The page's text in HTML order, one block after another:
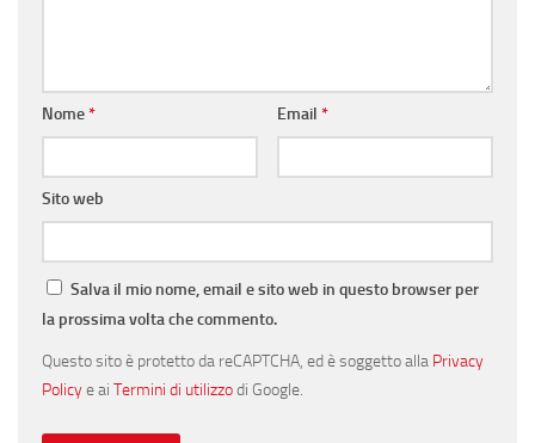
Nome* Email *
Sito web
Salva il mio nome, email e sito web in questo browser per
la prossima volta che commento.
Questo sito è protetto da reCAPTCHA, ed è soggetto alla Privacy
Policye ai Termini di utilizzodi Google.